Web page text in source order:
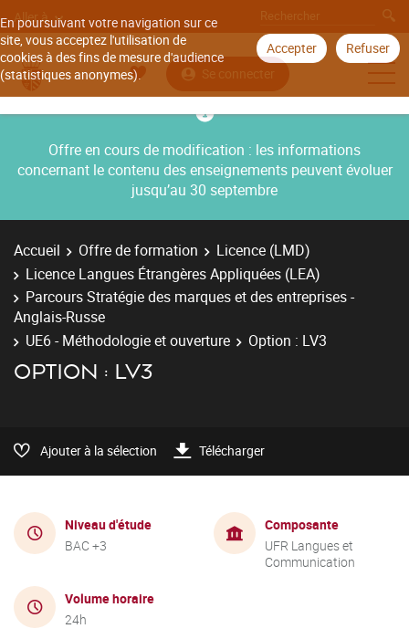
En poursuivant votre navigation sur ce
site, vous acceptez l'utilisation de
cookies à des fins de mesure d'audience
(statistiques anonymes).
Accepter Refuser
Aller à
Se connecter
Offre en cours de modification : les informations
concernant le contenu des enseignements peuvent évoluer
jusqu’au 30 septembre
Accueil Offre de formation
Licence (LMD)
Licence Langues Étrangères Appliquées (LEA)
Parcours Stratégie des marques et des entreprises -
Anglais-Russe
UE6 - Méthodologie et ouverture
Option : LV3
OPTION : LV3
Ajouter à la sélection Télécharger
Niveau d'étude
BAC +3
Composante
UFR Langues et
Communication
Volume horaire
24h